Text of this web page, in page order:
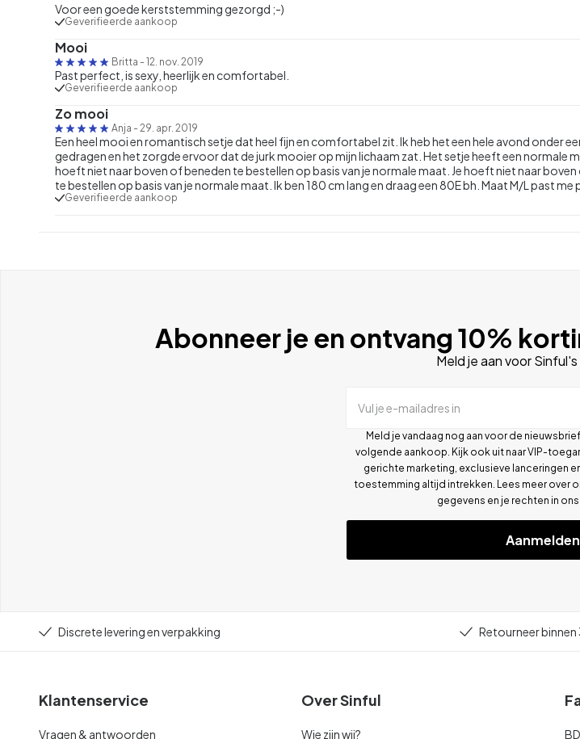
Voor een goede kerststemming gezorgd ;-)
Geverifieerde aankoop
Mooi
Britta - 12. nov. 2019
Past perfect, is sexy, heerlijk en comfortabel.
Geverifieerde aankoop
Zo mooi
Anja - 29. apr. 2019
Een heel mooi en romantisch setje dat heel fijn en comfortabel zit. Ik heb het een hele avond onder
gedragen en het zorgde ervoor dat de jurk mooier op mijn lichaam zat. Het setje heeft een normale
hoeft niet naar boven of beneden te bestellen op basis van je normale maat. Je hoeft niet naar
te bestellen op basis van je normale maat. Ik ben 180 cm lang en draag een 80E bh. Maat M/L past me
Geverifieerde aankoop
Abonneer je en ontvang 10%
Meld je aan voor
Vul je e-mailadres in
Meld je vandaag nog aan voor de
volgende aankoop. Kijk ook uit naar VIP-
gerichte marketing, exclusieve lanceringen
toestemming altijd intrekken. Lees meer over
gegevens en je rechten in ons
Aanmelden
Discrete levering en verpakking Retourneer binnen
Klantenservice
Vragen & antwoorden
Over Sinful
Wie zijn wij?